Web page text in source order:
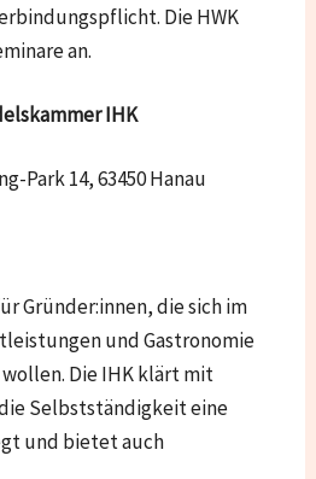
Die HWK
an.
IHK
Park 14, 63450 Hanau
Gründer:innen, die sich im
und Gastronomie
Die IHK klärt mit
Selbstständigkeit eine
und bietet auch